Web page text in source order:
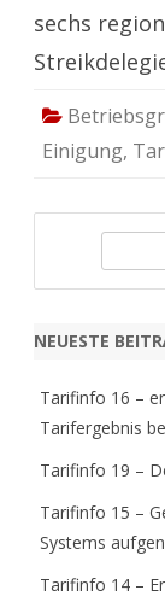
sechs
Einigung,
r
h
NEUESTE
Tarifinfo 16 –
Tarifergebnis
Tarifinfo 19 –
Tarifinfo 15 –
Systems
Tarifinfo 14 –